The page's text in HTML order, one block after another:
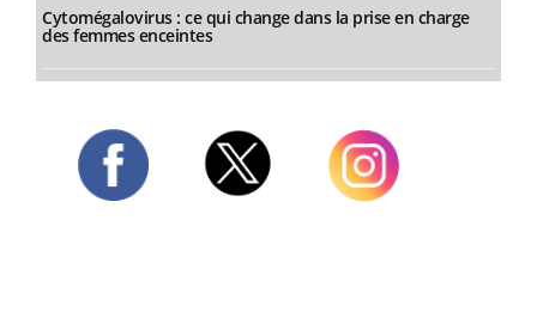
Cytomégalovirus : ce qui change dans la prise en charge
des femmes enceintes